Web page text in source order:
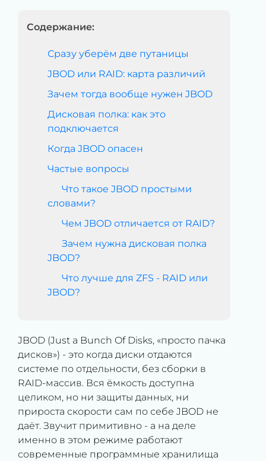
Содержание:
Сразу уберём две путаницы
JBOD или RAID: карта различий
Зачем тогда вообще нужен JBOD
Дисковая полка: как это
подключается
Когда JBOD опасен
Частые вопросы
Что такое JBOD простыми
словами?
Чем JBOD отличается от RAID?
Зачем нужна дисковая полка
JBOD?
Что лучше для ZFS - RAID или
JBOD?
JBOD (Just a Bunch Of Disks, «просто пачка
дисков») - это когда диски отдаются
системе по отдельности, без сборки в
RAID-массив. Вся ёмкость доступна
целиком, но ни защиты данных, ни
прироста скорости сам по себе JBOD не
даёт. Звучит примитивно - а на деле
именно в этом режиме работают
современные программные хранилища